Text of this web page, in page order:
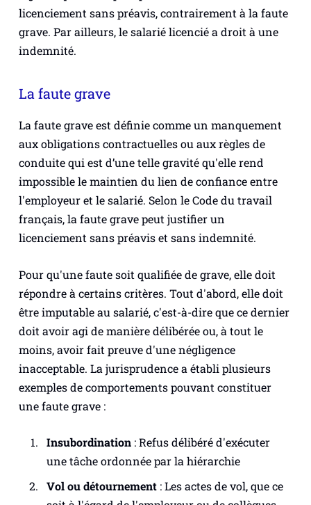
licenciement sans préavis, contrairement à la faute
grave. Par ailleurs, le salarié licencié a droit à une
indemnité.
La faute grave
La faute grave est définie comme un manquement
aux obligations contractuelles ou aux règles de
conduite qui est d’une telle gravité qu'elle rend
impossible le maintien du lien de confiance entre
l'employeur et le salarié. Selon le Code du travail
français, la faute grave peut justifier un
licenciement sans préavis et sans indemnité.
Pour qu'une faute soit qualifiée de grave, elle doit
répondre à certains critères. Tout d'abord, elle doit
être imputable au salarié, c'est-à-dire que ce dernier
doit avoir agi de manière délibérée ou, à tout le
moins, avoir fait preuve d'une négligence
inacceptable. La jurisprudence a établi plusieurs
exemples de comportements pouvant constituer
une faute grave :
Insubordination : Refus délibéré d'exécuter
une tâche ordonnée par la hiérarchie
Vol ou détournement : Les actes de vol, que ce